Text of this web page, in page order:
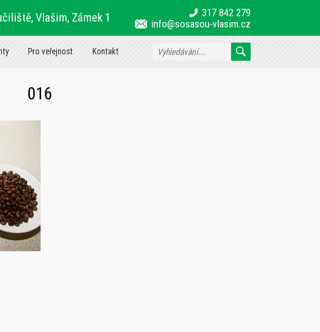
Vlašim, Zámek 1
317 842 279
info@sosasou-vlasim.cz
Pro veřejnost Kontakt
016